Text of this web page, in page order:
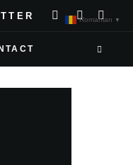
Romanian ▼